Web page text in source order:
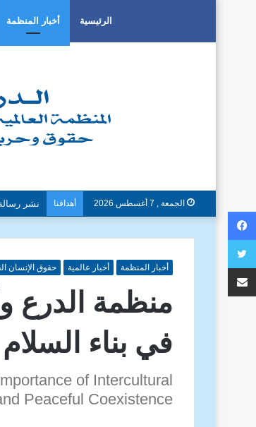
الرئيسية أخبار المنظمة
الجمعة , 7 أغسطس 2026 أهدافنا دون
أخبار المنظمة أخبار عالمية حقوق الإنسان
منظمة الدرع
في بناء
of Intercultural
Peaceful Coexistence
فيسبوك
تويتر
مشاركة عبر البريد